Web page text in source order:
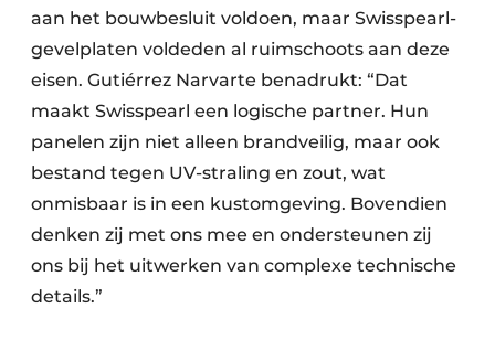
aan het bouwbesluit voldoen, maar Swisspearl-
gevelplaten voldeden al ruimschoots aan deze
eisen. Gutiérrez Narvarte benadrukt: “Dat
maakt Swisspearl een logische partner. Hun
panelen zijn niet alleen brandveilig, maar ook
bestand tegen UV-straling en zout, wat
onmisbaar is in een kustomgeving. Bovendien
denken zij met ons mee en ondersteunen zij
ons bij het uitwerken van complexe technische
details.”